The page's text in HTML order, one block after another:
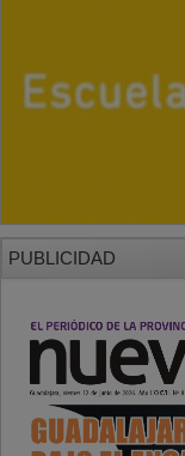
PUBLICIDAD